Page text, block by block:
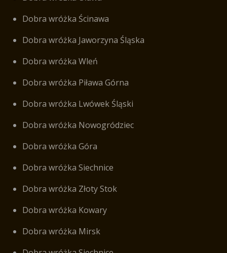
Dobra wróżka Ścinawa
Dobra wróżka Jaworzyna Śląska
Dobra wróżka Wleń
Dobra wróżka Piława Górna
Dobra wróżka Lwówek Śląski
Dobra wróżka Nowogródziec
Dobra wróżka Góra
Dobra wróżka Siechnice
Dobra wróżka Złoty Stok
Dobra wróżka Kowary
Dobra wróżka Mirsk